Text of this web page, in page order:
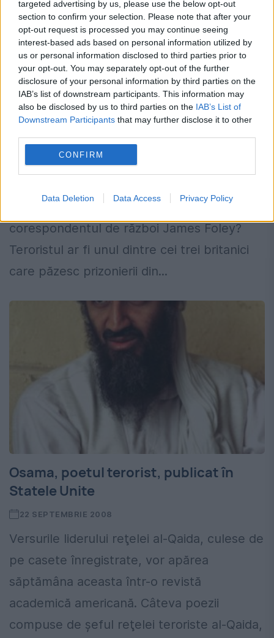
targeted advertising by us, please use the below opt-out
section to confirm your selection. Please note that after your
opt-out request is processed you may continue seeing
interest-based ads based on personal information utilized by
us or personal information disclosed to third parties prior to
your opt-out. You may separately opt-out of the further
disclosure of your personal information by third parties on the
IAB’s list of downstream participants. This information may
also be disclosed by us to third parties on the IAB’s List of
Downstream Participants that may further disclose it to other
CONFIRM
Data Deletion Data Access Privacy Policy
preşedinte al României în...
Identitatea jihadistului MASCAT: Cine
este CĂLĂUL? Un rapper, sau un
hacker?
23 AUGUST 2014
decapitat în faţa camerei de filmat pe
corespondentul de război James Foley?
Teroristul ar fi unul dintre cei trei britanici
care păzesc prizonierii din...
Osama, poetul terorist, publicat în
Statele Unite
22 SEPTEMBRIE 2008
Versurile liderului reţelei al-Qaida, culese de
pe casete înregistrate, vor apărea
săptămâna aceasta într-o revistă
academică americană. Câteva poezii
compuse de şeful reţelei teroriste al-Qaida,